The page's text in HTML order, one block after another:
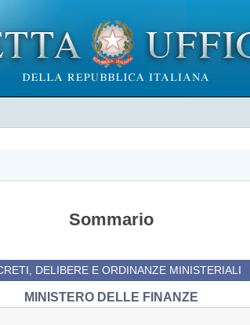
Sommario
DELIBERE E ORDINANZE MINISTERIALI
MINISTERO DELLE FINANZE